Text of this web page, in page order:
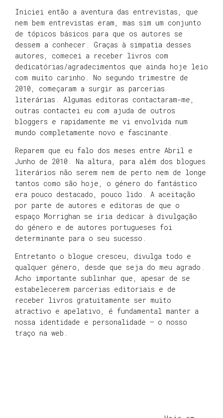
Iniciei então a aventura das entrevistas, que
nem bem entrevistas eram, mas sim um conjunto
de tópicos básicos para que os autores se
dessem a conhecer. Graças à simpatia desses
autores, comecei a receber livros com
dedicatórias/agradecimentos que ainda hoje leio
com muito carinho. No segundo trimestre de
2010, começaram a surgir as parcerias
literárias. Algumas editoras contactaram-me,
outras contactei eu com ajuda de outros
bloggers e rapidamente me vi envolvida num
mundo completamente novo e fascinante.
Reparem que eu falo dos meses entre Abril e
Junho de 2010. Na altura, para além dos blogues
literários não serem nem de perto nem de longe
tantos como são hoje, o género do fantástico
era pouco destacado, pouco lido. A aceitação
por parte de autores e editoras de que o
espaço Morrighan se iria dedicar à divulgação
do género e de autores portugueses foi
determinante para o seu sucesso.
Entretanto o blogue cresceu, divulga todo e
qualquer género, desde que seja do meu agrado.
Acho importante sublinhar que, apesar de se
estabelecerem parcerias editoriais e de
receber livros gratuitamente ser muito
atractivo e apelativo, é fundamental manter a
nossa identidade e personalidade – o nosso
traço na web.